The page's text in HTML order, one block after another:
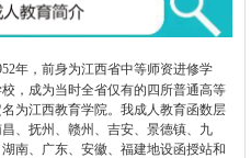
年，前身为江西省中等师资进修学
，成为当时全省仅有的四所普通高等
为江西教育学院。 我成人教育函数层
、抚州、赣州、吉安、景德镇、九
南、广东、安徽、福建地设函授站和